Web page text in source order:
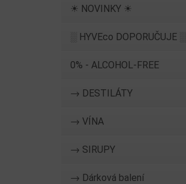
☀ NOVINKY ☀
░ HYVEco DOPORUČUJE ░
0% - ALCOHOL-FREE
→ DESTILÁTY
→ VÍNA
→ SIRUPY
→ Dárková balení